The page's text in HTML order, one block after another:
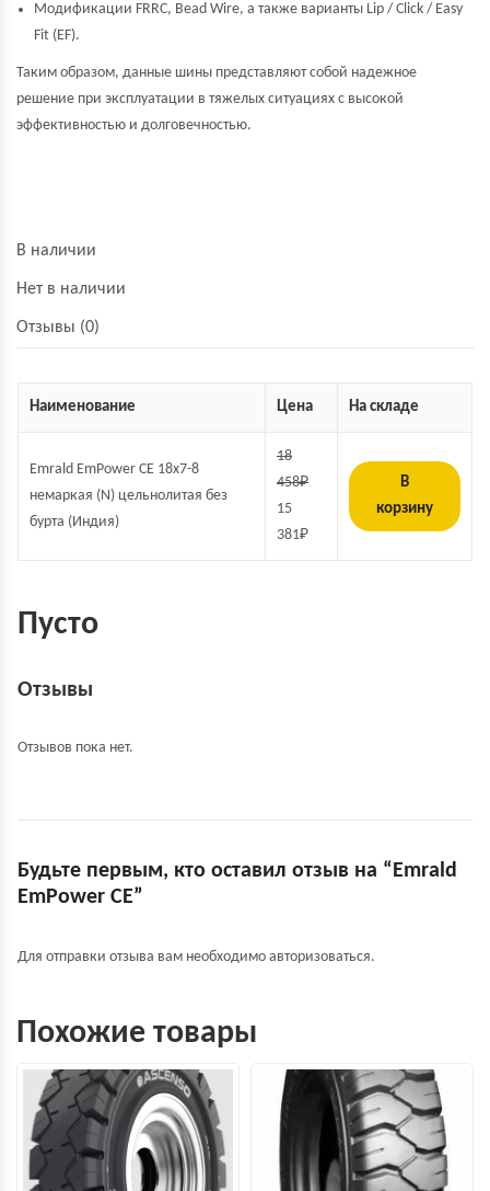
Модификации FRRC, Bead Wire, а также варианты Lip / Click / Easy
Fit (EF).
Таким образом, данные шины представляют собой надежное
решение при эксплуатации в тяжелых ситуациях с высокой
эффективностью и долговечностью.
В наличии
Нет в наличии
Отзывы (0)
Наименование Цена На складе
Emrald EmPower СЕ 18х7-8
немаркая (N) цельнолитая без
бурта (Индия)
18
458₽
15
381₽
В
корзину
Пусто
Отзывы
Отзывов пока нет.
Будьте первым, кто оставил отзыв на “Emrald
EmPower СЕ”
Для отправки отзыва вам необходимо авторизоваться.
Похожие товары